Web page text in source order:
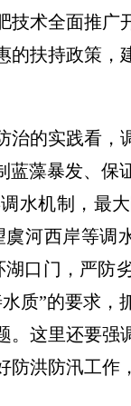
术全面推
扶持政策
的实践看，
蓝藻暴发、
水机制，最
河西岸等调
口门，严防
质”的要求
这里还要
洪防汛工作